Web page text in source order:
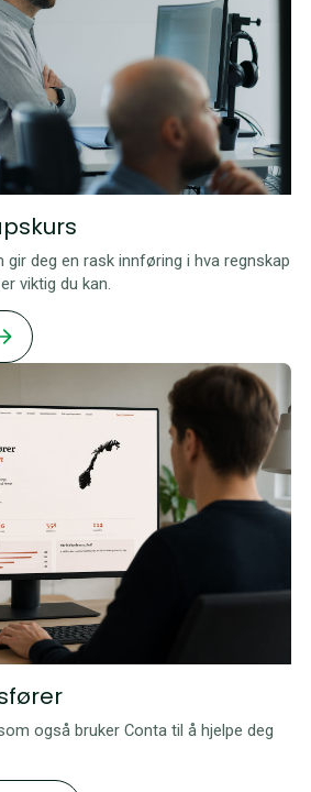
gir deg en rask innføring i hva regnskap
viktig du kan.
også bruker Conta til å hjelpe deg